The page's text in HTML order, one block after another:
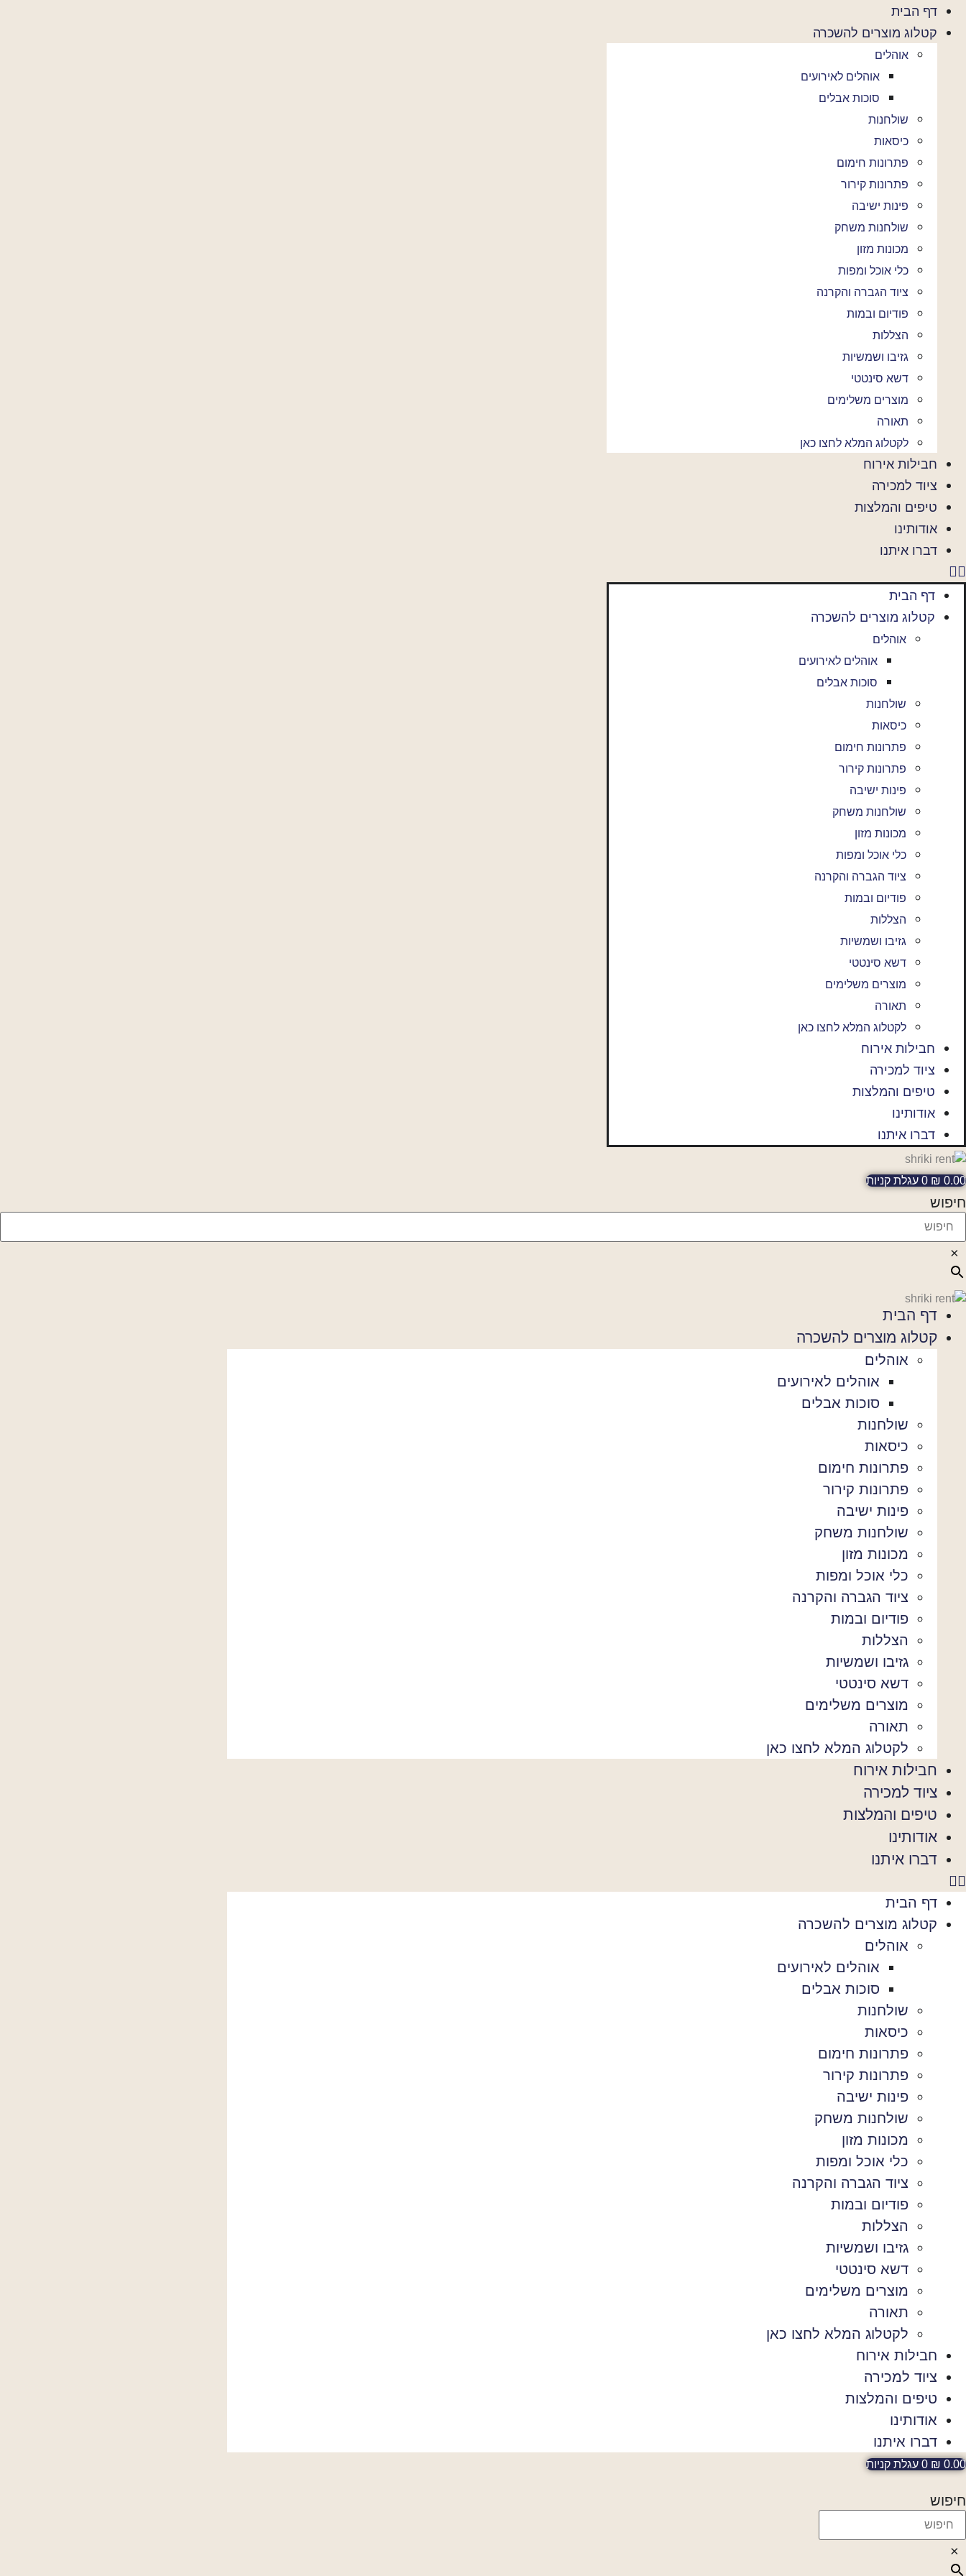
דלג
דף הבית
קטלוג מוצרים להשכרה
אוהלים
אוהלים לאירועים
סוכות אבלים
שולחנות
כיסאות
פתרונות חימום
פתרונות קירור
פינות ישיבה
שולחנות משחק
מכונות מזון
כלי אוכל ומפות
ציוד הגברה והקרנה
פודיום ובמות
הצללות
גזיבו ושמשיות
דשא סינטטי
מוצרים משלימים
תאורה
לקטלוג המלא לחצו כאן
חבילות אירוח
ציוד למכירה
טיפים והמלצות
אודותינו
דברו איתנו
דף הבית
קטלוג מוצרים להשכרה
אוהלים
אוהלים לאירועים
סוכות אבלים
שולחנות
כיסאות
פתרונות חימום
פתרונות קירור
פינות ישיבה
שולחנות משחק
מכונות מזון
כלי אוכל ומפות
ציוד הגברה והקרנה
פודיום ובמות
הצללות
גזיבו ושמשיות
דשא סינטטי
מוצרים משלימים
תאורה
לקטלוג המלא לחצו כאן
חבילות אירוח
ציוד למכירה
טיפים והמלצות
אודותינו
דברו איתנו
₪ 0.00
0 עגלת קניות
חיפוש
×
דף הבית
קטלוג מוצרים להשכרה
אוהלים
אוהלים לאירועים
סוכות אבלים
שולחנות
כיסאות
פתרונות חימום
פתרונות קירור
פינות ישיבה
שולחנות משחק
מכונות מזון
כלי אוכל ומפות
ציוד הגברה והקרנה
פודיום ובמות
הצללות
גזיבו ושמשיות
דשא סינטטי
מוצרים משלימים
תאורה
לקטלוג המלא לחצו כאן
חבילות אירוח
ציוד למכירה
טיפים והמלצות
אודותינו
דברו איתנו
דף הבית
קטלוג מוצרים להשכרה
אוהלים
אוהלים לאירועים
סוכות אבלים
שולחנות
כיסאות
פתרונות חימום
פתרונות קירור
פינות ישיבה
שולחנות משחק
מכונות מזון
כלי אוכל ומפות
ציוד הגברה והקרנה
פודיום ובמות
הצללות
גזיבו ושמשיות
דשא סינטטי
מוצרים משלימים
תאורה
לקטלוג המלא לחצו כאן
חבילות אירוח
ציוד למכירה
טיפים והמלצות
אודותינו
דברו איתנו
₪ 0.00
0 עגלת קניות
חיפוש
×